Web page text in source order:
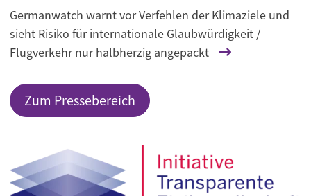
Germanwatch warnt vor Verfehlen der Klimaziele und
sieht Risiko für internationale Glaubwürdigkeit /
Flugverkehr nur halbherzig angepackt
Zum Pressebereich